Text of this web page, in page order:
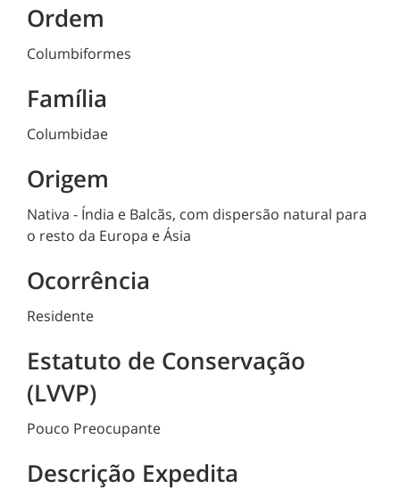
Ordem
Columbiformes
Família
Columbidae
Origem
Nativa - Índia e Balcãs, com dispersão natural para
o resto da Europa e Ásia
Ocorrência
Residente
Estatuto de Conservação
(LVVP)
Pouco Preocupante
Descrição Expedita